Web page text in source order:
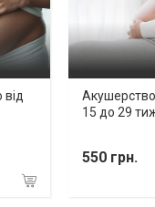
Акушерство
15 до 29
550 грн.